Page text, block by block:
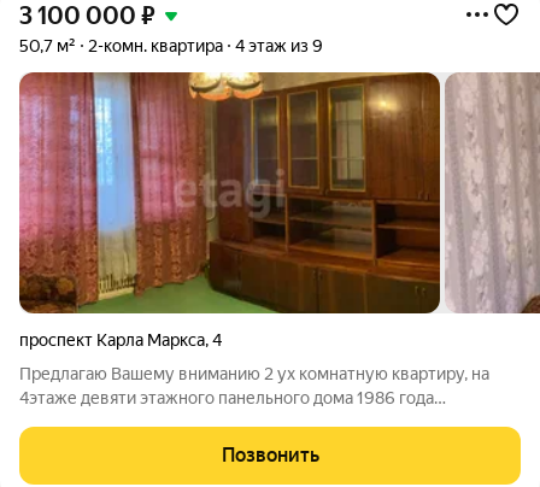
3 100 000 ₽
50,7 м² 2-комн. квартира 4 этаж из 9
проспект Карла Маркса,4
Предлагаю Вашему вниманию 2 ух комнатную квартиру, на
4этаже девяти этажного панельного дома 1986 года
домофоном. Квартира светлая тёплая, все окна выходят на
юго- восточную сторону во двор с детской
Позвонить